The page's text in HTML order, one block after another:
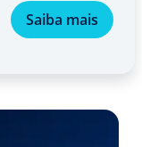
Saiba mais